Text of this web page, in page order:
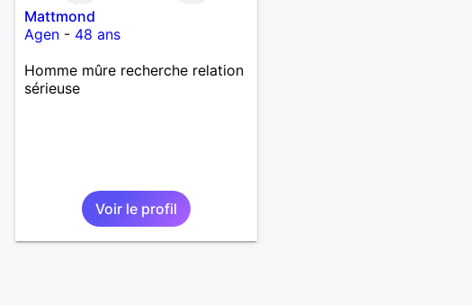
Mattmond
Agen - 48 ans
Homme mûre recherche relation
sérieuse
Voir le profil